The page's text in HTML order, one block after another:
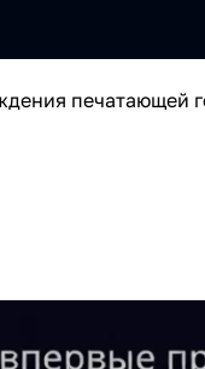
печатающей